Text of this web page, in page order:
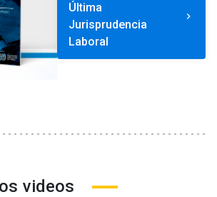
Última
Jurisprudencia
Laboral
keyboard_arrow_right
videos